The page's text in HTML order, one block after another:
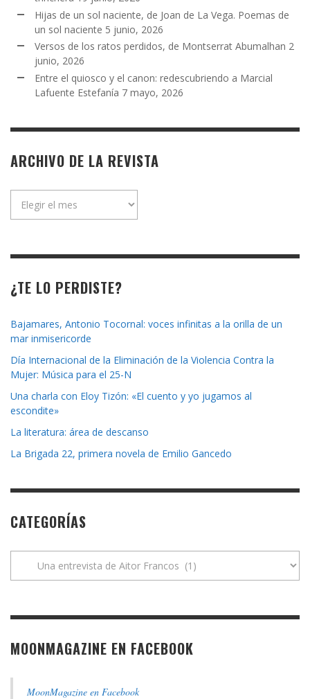
Hijas de un sol naciente, de Joan de La Vega. Poemas de
un sol naciente 5 junio, 2026
Versos de los ratos perdidos, de Montserrat Abumalhan 2
junio, 2026
Entre el quiosco y el canon: redescubriendo a Marcial
Lafuente Estefanía 7 mayo, 2026
ARCHIVO DE LA REVISTA
¿TE LO PERDISTE?
Bajamares, Antonio Tocornal: voces infinitas a la orilla de un
mar inmisericorde
Día Internacional de la Eliminación de la Violencia Contra la
Mujer: Música para el 25-N
Una charla con Eloy Tizón: «El cuento y yo jugamos al
escondite»
La literatura: área de descanso
La Brigada 22, primera novela de Emilio Gancedo
CATEGORÍAS
MOONMAGAZINE EN FACEBOOK
MoonMagazine en Facebook